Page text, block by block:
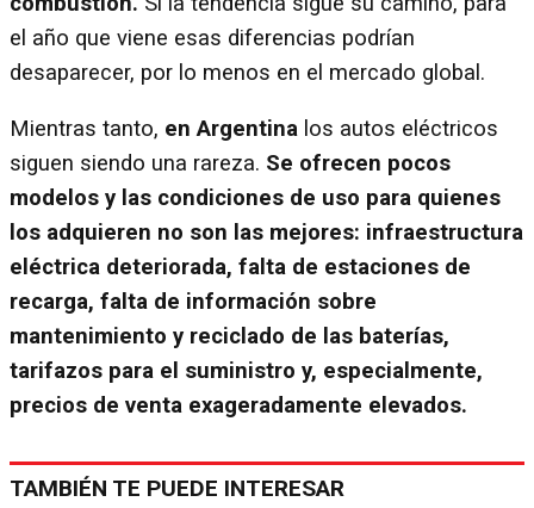
el año que viene esas diferencias podrían
desaparecer, por lo menos en el mercado global.
Mientras tanto, en Argentina los autos eléctricos
siguen siendo una rareza. Se ofrecen pocos
modelos y las condiciones de uso para quienes
los adquieren no son las mejores: infraestructura
eléctrica deteriorada, falta de estaciones de
recarga, falta de información sobre
mantenimiento y reciclado de las baterías,
tarifazos para el suministro y, especialmente,
precios de venta exageradamente elevados.
TAMBIÉN TE PUEDE INTERESAR